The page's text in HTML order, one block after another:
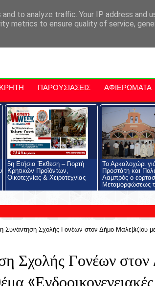
Εκδηλώσεις Στην Κρήτη Kriti Traveller
ΚΡΗΤΗ ΠΑΡΟΥΣΙΑΣΕΙΣ ΑΦΙΕΡΩΜΑΤΑ
5η Ετήσια Έκθεση – Γιορτή
Κρητικών Προϊόντων,
Οικοτεχνίας & Χειροτεχνίας
Το Αρκαλοχώρι
Προστάτη και
Λαμπρός ο
Μεταμορφώσεως
Συνάντηση Σχολής Γονέων στον Δήμο Μαλεβιζίου
Σχολής Γονέων
to analyze traffic. Your IP address and
metrics to ensure quality of service,